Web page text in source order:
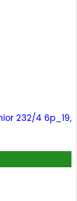
232/4 6p_19,